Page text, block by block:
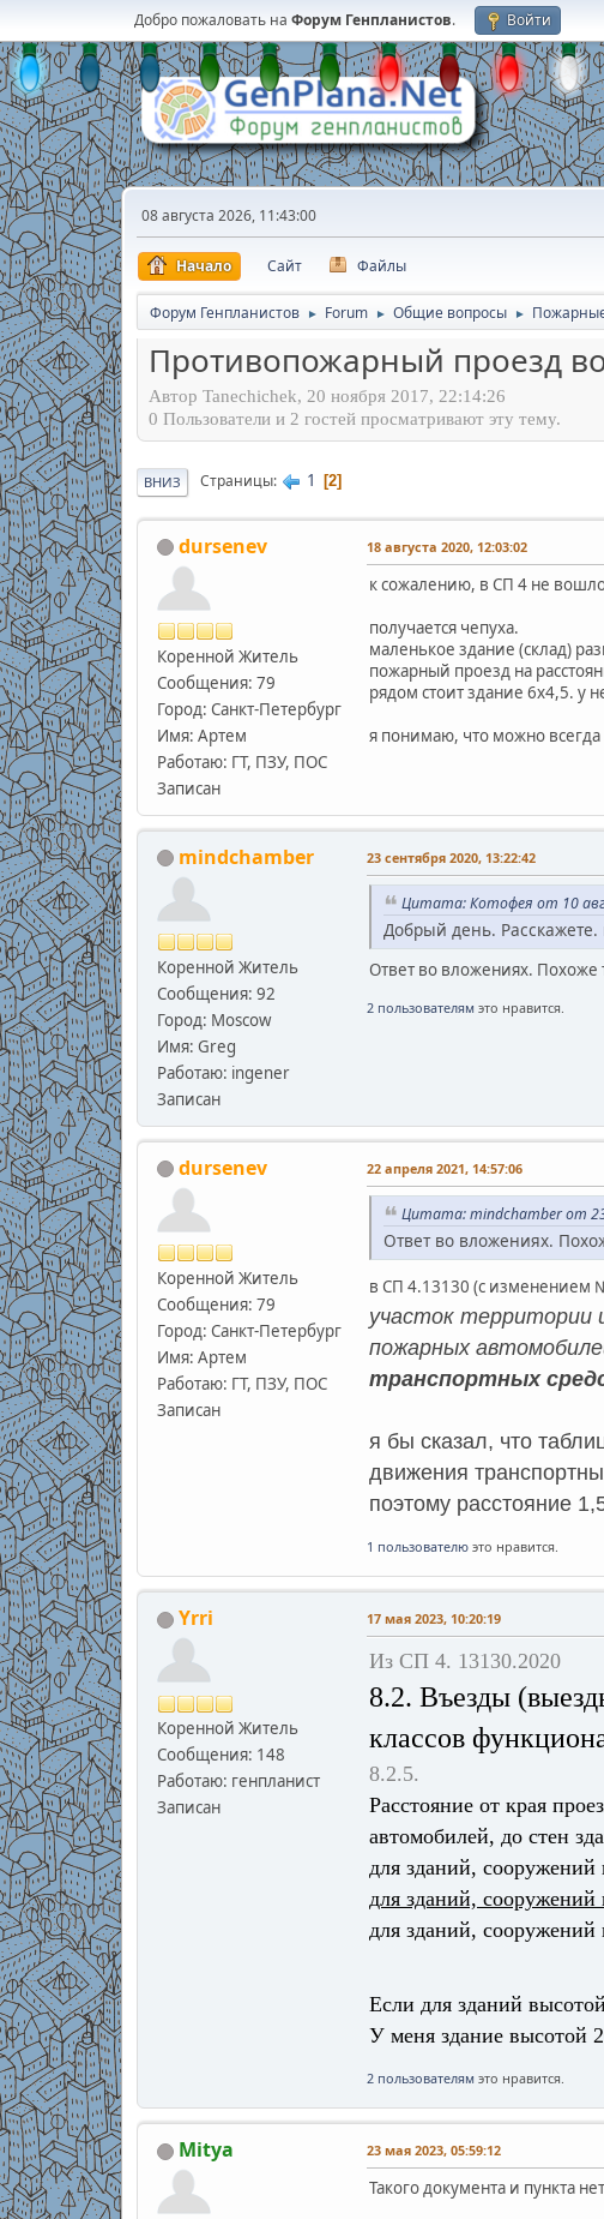
Добро пожаловать на Форум Генпланистов. Войти
08 августа 2026, 11:43:00
Начало Сайт Файлы
Форум Генпланистов ► Forum ► Общие вопросы ►
Противопожарный проезд
Автор Tanechichek, 20 ноября 2017, 22:14:26
0 Пользователи и 2 гостей просматривают эту тему.
ВНИЗ Страницы 1 2
dursenev
Коренной Житель
Сообщения: 79
Город: Санкт-Петербург
Имя: Артем
Работаю: ГТ, ПЗУ, ПОС
Записан
18 августа 2020, 12:03:02
к сожалению, в СП 4 не
получается чепуха.
маленькое здание (склад)
пожарный проезд на
рядом стоит здание 6х4,5. у
я понимаю, что можно всегда
mindchamber
Коренной Житель
Сообщения: 92
Город: Moscow
Имя: Greg
Работаю: ingener
Записан
23 сентября 2020, 13:22:42
Цитата: Котофея от 10
Добрый день. Расскажете.
Ответ во вложениях. Похоже
2 пользователям это нравится.
dursenev
Коренной Житель
Сообщения: 79
Город: Санкт-Петербург
Имя: Артем
Работаю: ГТ, ПЗУ, ПОС
Записан
22 апреля 2021, 14:57:06
Цитата: mindchamber от
Ответ во вложениях.
в СП 4.13130 (с изменением
участок территории
пожарных
транспортных
я бы сказал, что
движения
поэтому расстояние
1 пользователюэто нравится.
Yrri
Коренной Житель
Сообщения: 148
Работаю: генпланист
Записан
17 мая 2023, 10:20:19
Из СП 4. 13130.2020
8.2. Въезды
классов
8.2.5.
Расстояние от края
автомобилей, до стен
для зданий,
для зданий,
для зданий,
Если для зданий
У меня здание высотой
2 пользователям это нравится.
Mitya 23 мая 2023, 05:59:12
Такого документа и пункта